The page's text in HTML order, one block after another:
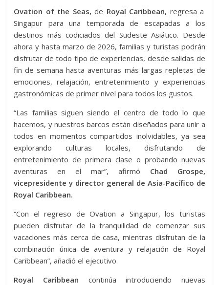
Ovation of the Seas, de Royal Caribbean, regresa a
Singapur para una temporada de escapadas a los
destinos más codiciados del Sudeste Asiático. Desde
ahora y hasta marzo de 2026, familias y turistas podrán
disfrutar de todo tipo de experiencias, desde salidas de
fin de semana hasta aventuras más largas repletas de
emociones, relajación, entretenimiento y experiencias
gastronómicas de primer nivel para todos los gustos.
“Las familias siguen siendo el centro de todo lo que
hacemos, y nuestros barcos están diseñados para unir a
todos en momentos compartidos inolvidables, ya sea
explorando culturas locales, disfrutando de
entretenimiento de primera clase o probando nuevas
aventuras en el mar”, afirmó Chad Grospe,
vicepresidente y director general de Asia-Pacífico de
Royal Caribbean.
“Con el regreso de Ovation a Singapur, los turistas
pueden disfrutar de la tranquilidad de comenzar sus
vacaciones más cerca de casa, mientras disfrutan de la
combinación única de aventura y relajación de Royal
Caribbean”, añadió el ejecutivo.
Royal Caribbean continúa introduciendo nuevas